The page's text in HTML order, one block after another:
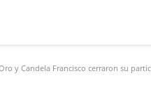
y Candela Francisco cerraron su